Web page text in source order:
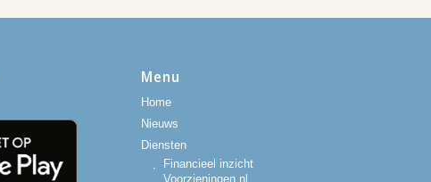
Menu
Home
Nieuws
Diensten
Financieel inzicht
Voorzieningen.nl